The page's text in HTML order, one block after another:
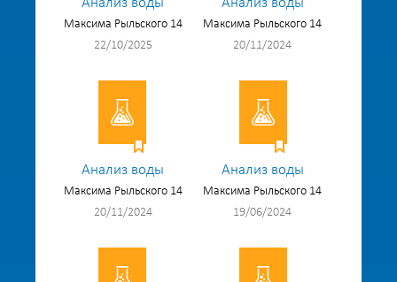
Анализ воды
Максима Рыльского 14
22/10/2025
Анализ воды
Максима Рыльского 14
20/11/2024
Анализ воды
Максима Рыльского 14
20/11/2024
Анализ воды
Максима Рыльского 14
19/06/2024